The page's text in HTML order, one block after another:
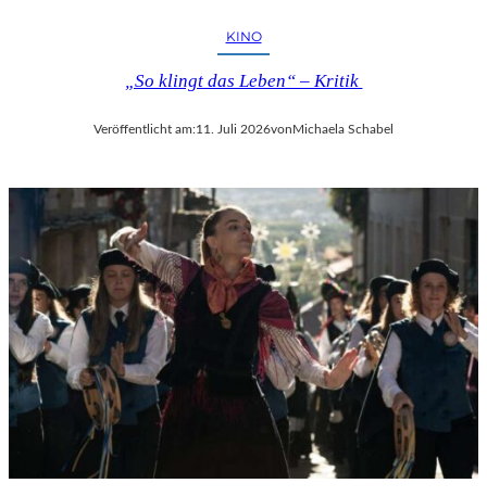
KINO
„So klingt das Leben“ – Kritik
Veröffentlicht am:11. Juli 2026vonMichaela Schabel